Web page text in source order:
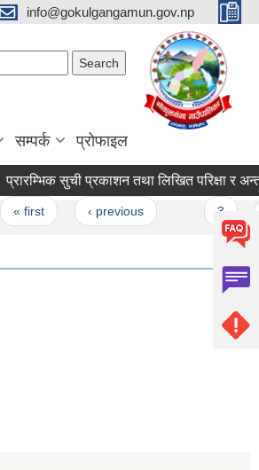
info@gokulgangamun.gov.np
सम्पर्क प्रोफाइल
प्रारम्भिक सुची प्रकाशन तथा लिखित परिक्षा र
« first ‹ previous